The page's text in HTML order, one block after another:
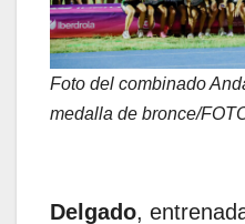
Foto del combinado
medalla de bronce/
Delgado,